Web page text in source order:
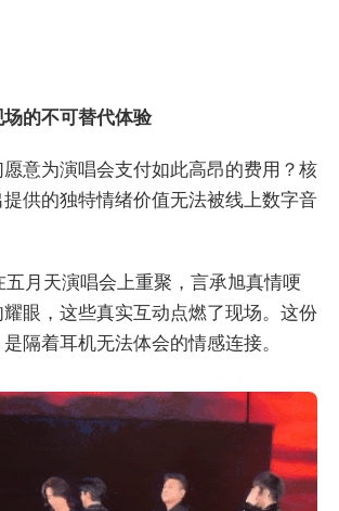
的不可替代体验
意为演唱会支付如此高昂的费用？核
供的独特情绪价值无法被线上数字音
五月天演唱会上重聚，言承旭真情哽
眼，这些真实互动点燃了现场。这份
隔着耳机无法体会的情感连接。